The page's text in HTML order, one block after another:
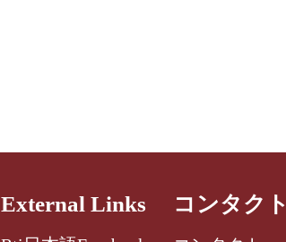
External Links コンタクト